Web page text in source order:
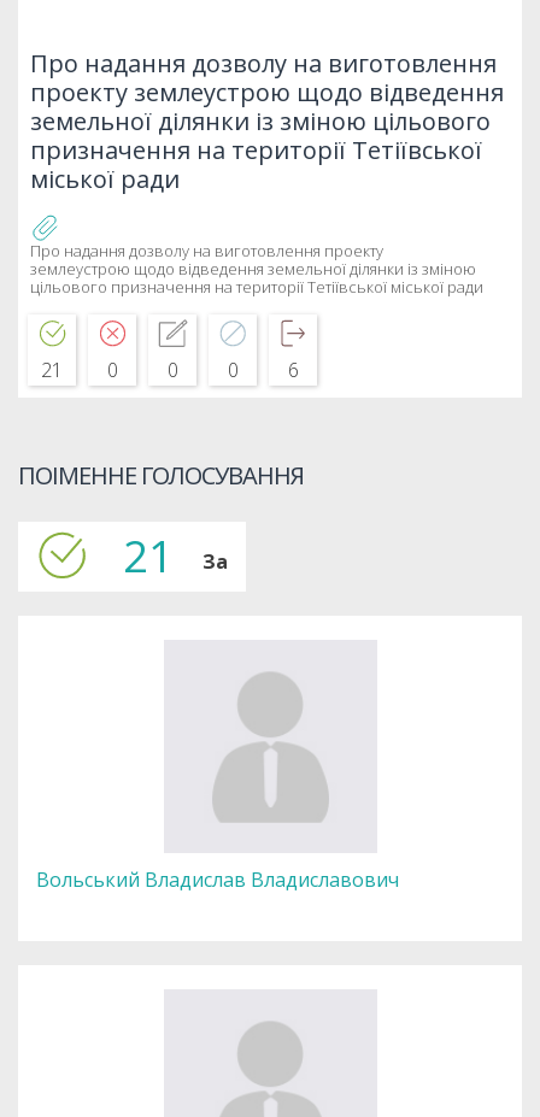
Про надання дозволу на виготовлення
проекту землеустрою щодо відведення
земельної ділянки із зміною цільового
призначення на території Тетіївської
міської ради
Про надання дозволу на виготовлення проекту
землеустрою щодо відведення земельної ділянки із зміною
цільового призначення на території Тетіївської міської ради
21 0 0 0 6
ПОІМЕННЕ ГОЛОСУВАННЯ
21 За
Вольський Владислав Владиславович